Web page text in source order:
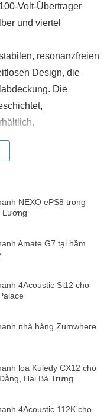
Volt-Übertrager
und viertel
resonanzfreien
Design, die
Die
NEXO ePS8 trong
Lương
Amate G7 tại hầm
4Acoustic Si12 cho
nhà hàng Zumwhere
loa Kuledy CX12 cho
Hai Bà Trưng
4Acoustic 112K cho